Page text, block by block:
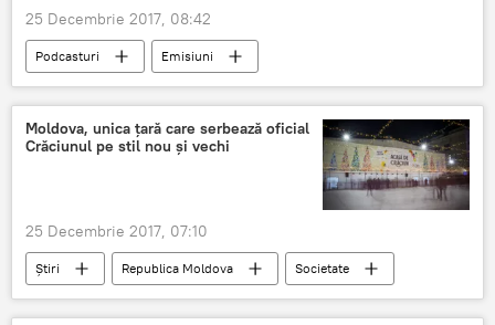
25 Decembrie 2017, 08:42
Podcasturi
Emisiuni
Moldova-Romania
craciun
colinde
sarbatori crestine
Moldova, unica țară care serbează oficial
Crăciunul pe stil nou și vechi
25 Decembrie 2017, 07:10
Știri Republica Moldova
Societate
Moldova
Crăciun